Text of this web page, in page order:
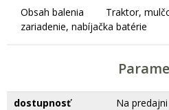
Obsah balenia Traktor,
zariadenie, nabíjačka batérie
dostupnosť Na predajni